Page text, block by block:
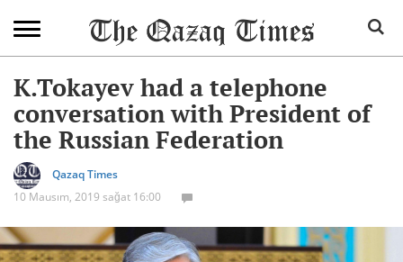
K.Tokayev had a telephone
conversation with President of
the Russian Federation
Qazaq Times
10 Mausım, 2019 sağat 16:00